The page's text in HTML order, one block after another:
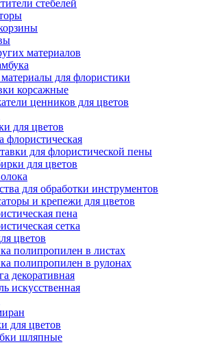
стебелей
материалов
для флористики
корсажные
ценников для цветов
для цветов
флористическая
для флористической пены
для цветов
для обработки инструментов
и крепежи для цветов
пена
сетка
цветов
полипропилен в листах
полипропилен в рулонах
декоративная
искусственная
для цветов
шляпные